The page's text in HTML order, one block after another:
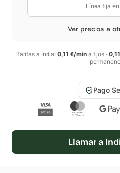
Línea fija en
Ver precios a
Tarifas a India: 0,11 €/mina fijos·
Pago
Llamar a